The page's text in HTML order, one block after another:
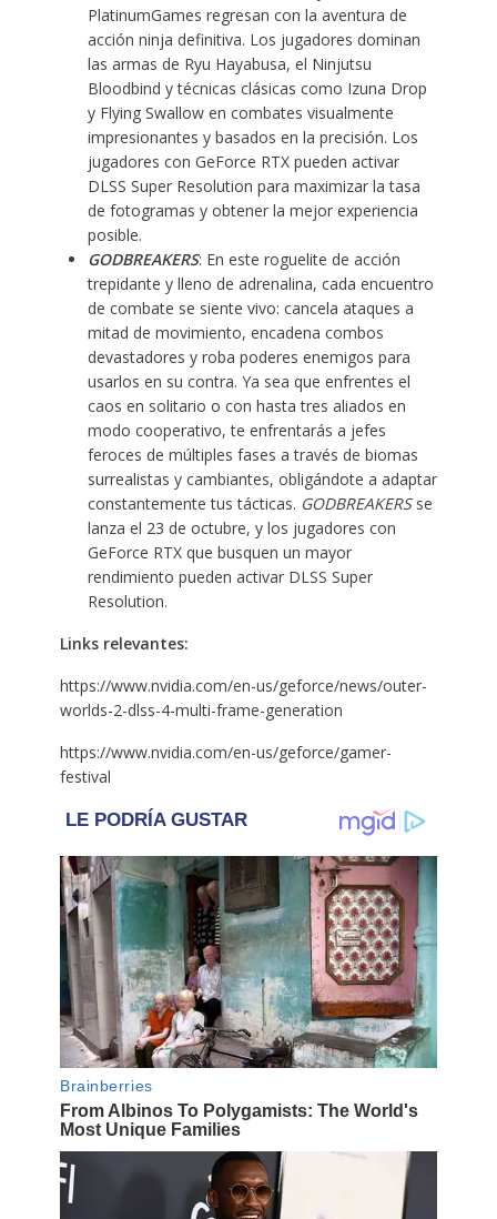
PlatinumGames regresan con la aventura de
acción ninja definitiva. Los jugadores dominan
las armas de Ryu Hayabusa, el Ninjutsu
Bloodbind y técnicas clásicas como Izuna Drop
y Flying Swallow en combates visualmente
impresionantes y basados en la precisión. Los
jugadores con GeForce RTX pueden activar
DLSS Super Resolution para maximizar la tasa
de fotogramas y obtener la mejor experiencia
posible.
GODBREAKERS: En este roguelite de acción
trepidante y lleno de adrenalina, cada encuentro
de combate se siente vivo: cancela ataques a
mitad de movimiento, encadena combos
devastadores y roba poderes enemigos para
usarlos en su contra. Ya sea que enfrentes el
caos en solitario o con hasta tres aliados en
modo cooperativo, te enfrentarás a jefes
feroces de múltiples fases a través de biomas
surrealistas y cambiantes, obligándote a adaptar
constantemente tus tácticas. GODBREAKERSse
lanza el 23 de octubre, y los jugadores con
GeForce RTX que busquen un mayor
rendimiento pueden activar DLSS Super
Resolution.
Links relevantes:
https://www.nvidia.com/en-us/geforce/news/outer-
worlds-2-dlss-4-multi-frame-generation
https://www.nvidia.com/en-us/geforce/gamer-
festival